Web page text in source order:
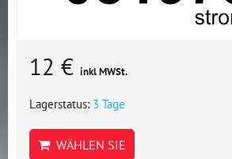
12 € inkl MWSt.
Lagerstatus: 3 Tage
WÄHLEN SIE